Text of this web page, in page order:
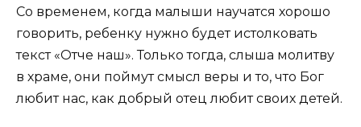
Со временем, когда малыши научатся хорошо
говорить, ребенку нужно будет истолковать
текст «Отче наш». Только тогда, слыша молитву
в храме, они поймут смысл веры и то, что Бог
любит нас, как добрый отец любит своих детей.